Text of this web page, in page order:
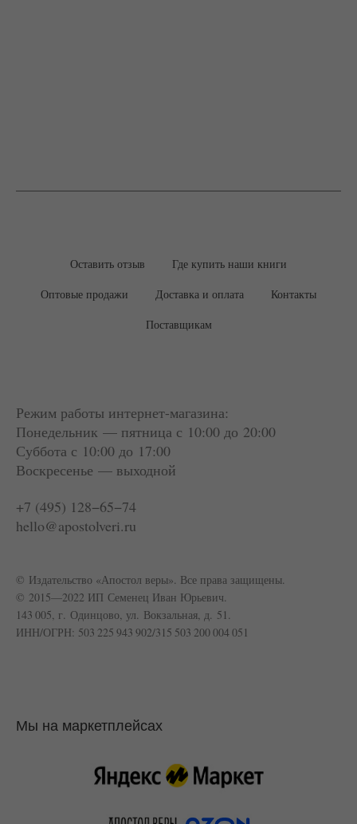
Оставить отзыв Где купить наши книги
Оптовые продажи Доставка и оплата Контакты
Поставщикам
Режим работы интернет-магазина:
Понедельник — пятница с 10:00 до 20:00
Суббота с 10:00 до 17:00
Воскресенье — выходной
+7 (495) 128−65−74
hello@apostolveri.ru
© Издательство «Апостол веры». Все права защищены.
© 2015—2022 ИП Семенец Иван Юрьевич.
143 005, г. Одинцово, ул. Вокзальная, д. 51.
ИНН/ОГРН: 503 225 943 902/315 503 200 004 051
Мы на маркетплейсах